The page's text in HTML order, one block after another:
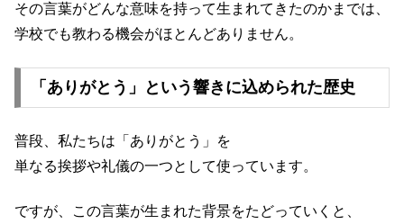
その言葉がどんな意味を持って生まれてきたのかまでは、
学校でも教わる機会がほとんどありません。
「ありがとう」という響きに込められた歴史
普段、私たちは「ありがとう」を
単なる挨拶や礼儀の一つとして使っています。
ですが、この言葉が生まれた背景をたどっていくと、